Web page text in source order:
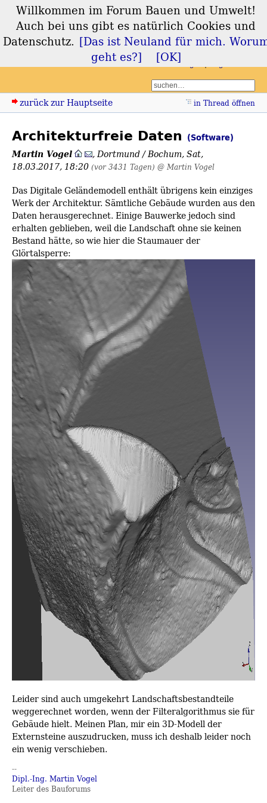
Forum Bauen und
Umwelt
zurück zur Hauptseite in Thread öffnen
Architekturfreie Daten (Software)
Martin Vogel ,Dortmund / Bochum,Sat,
18.03.2017, 18:20 (vor 3431 Tagen) @ Martin Vogel
Das Digitale Geländemodell enthält übrigens kein einziges
Werk der Architektur. Sämtliche Gebäude wurden aus den
Daten herausgerechnet. Einige Bauwerke jedoch sind
erhalten geblieben, weil die Landschaft ohne sie keinen
Bestand hätte, so wie hier die Staumauer der
Glörtalsperre:
Leider sind auch umgekehrt Landschaftsbestandteile
weggerechnet worden, wenn der Filteralgorithmus sie für
Gebäude hielt. Meinen Plan, mir ein 3D-Modell der
Externsteine auszudrucken, muss ich deshalb leider noch
ein wenig verschieben.
--
Dipl.-Ing. Martin Vogel
Leiter des Bauforums
Willkommen im Forum Bauen und Umwelt!
Auch bei uns gibt es natürlich Cookies und
Datenschutz. [Das ist Neuland für mich.
geht es?]
[OK]